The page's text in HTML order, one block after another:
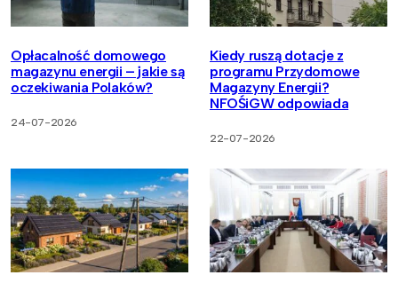
Opłacalność domowego
magazynu energii – jakie są
oczekiwania Polaków?
24-07-2026
Kiedy ruszą dotacje z
programu Przydomowe
Magazyny Energii?
NFOŚiGW odpowiada
22-07-2026